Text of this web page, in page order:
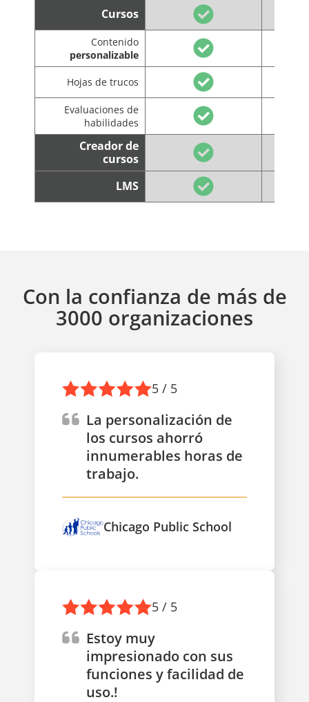
Cursos
Contenido
personalizable
Hojas de trucos
Evaluaciones de
habilidades
Creador de
cursos
LMS
Con la confianza de más de
3000 organizaciones
5 / 5
La personalización de
los cursos ahorró
innumerables horas de
trabajo.
Chicago Public School
5 / 5
Estoy muy
impresionado con sus
funciones y facilidad de
uso.!